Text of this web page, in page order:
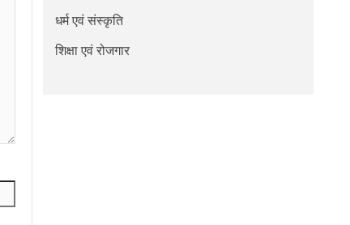
धर्म एवं संस्कृति
शिक्षा एवं रोजगार